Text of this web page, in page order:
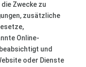
Zwecke zu
zusätzliche
Online-
und
oder Dienste